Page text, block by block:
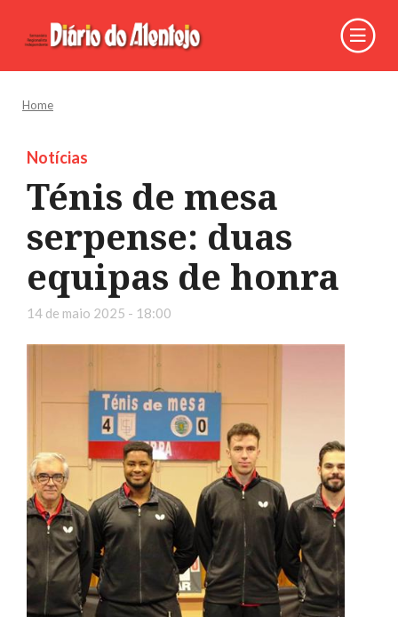
Home
Notícias
Ténis de mesa
serpense: duas
equipas de honra
14 de maio 2025 - 18:00